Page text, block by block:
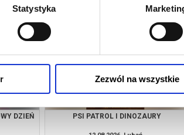
Statystyka
Zezwól na wszystkie
kup bilet
kup bilet
DZIEŃ
PSI PATROL I DINOZAURY